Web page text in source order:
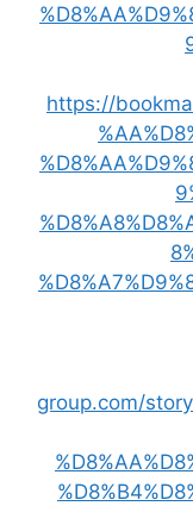
https://
group.com/